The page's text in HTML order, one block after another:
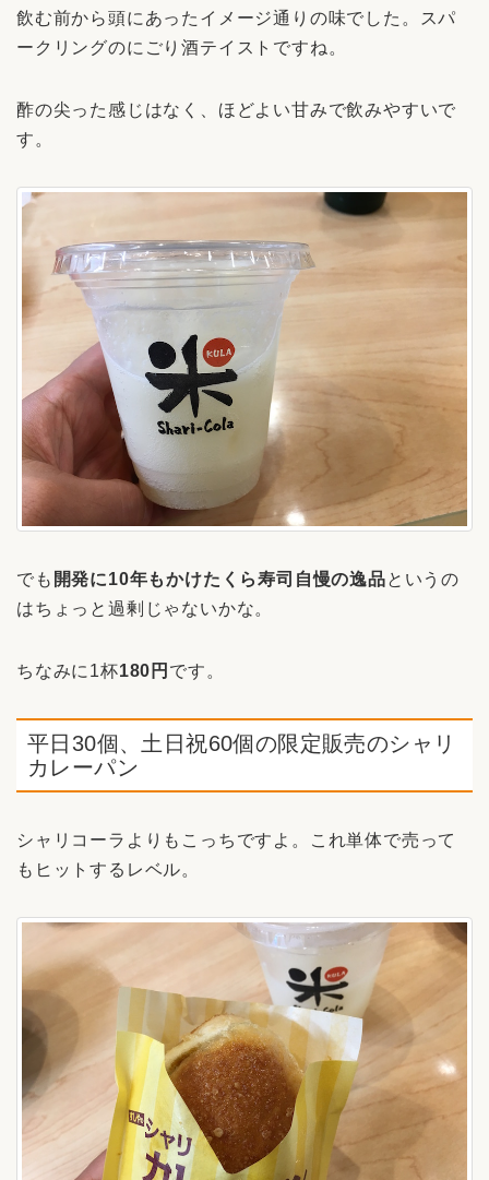
飲む前から頭にあったイメージ通りの味でした。スパ
ークリングのにごり酒テイストですね。
酢の尖った感じはなく、ほどよい甘みで飲みやすいで
す。
でも 開発に10年もかけたくら寿司自慢の逸品というの
はちょっと過剰じゃないかな。
ちなみに1杯180円 です。
平日30個、土日祝60個の限定販売のシャリ
カレーパン
シャリコーラよりもこっちですよ。これ単体で売って
もヒットするレベル。